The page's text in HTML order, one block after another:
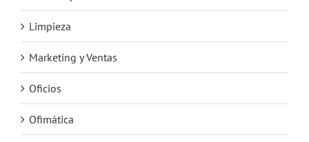
Limpieza
Marketing y Ventas
Oficios
Ofimática